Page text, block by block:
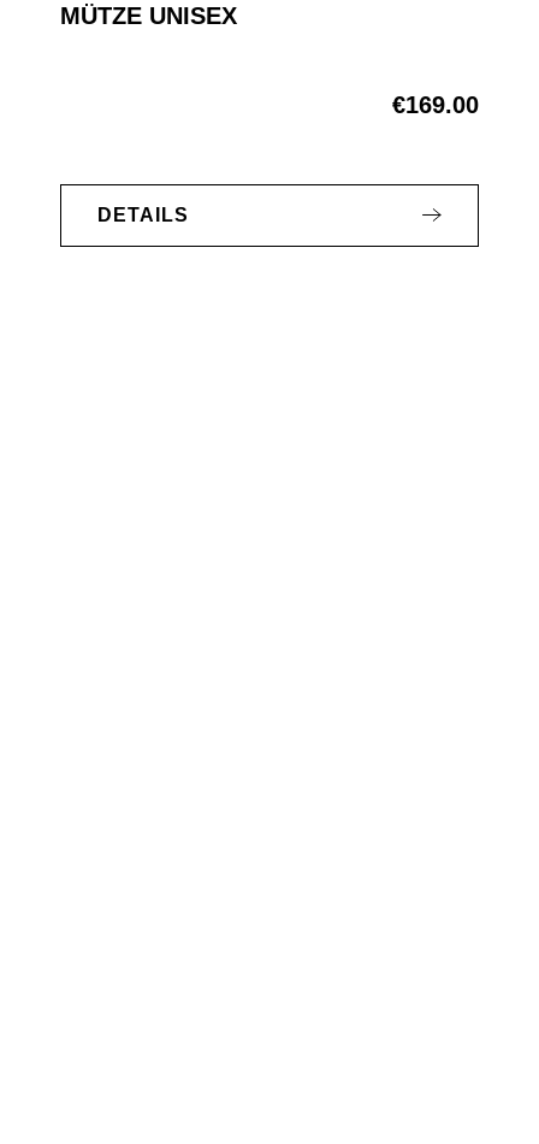
MÜTZE UNISEX
€169.00
DETAILS